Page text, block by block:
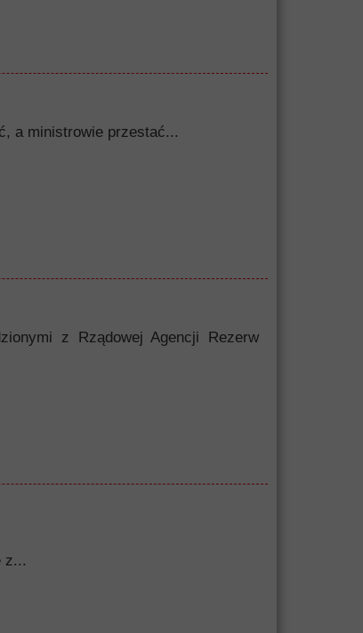
a ministrowie przestać...
z Rządowej Agencji Rezerw
z...